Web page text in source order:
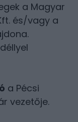
a Magyar
és/vagy a
a Pécsi
vezetője.